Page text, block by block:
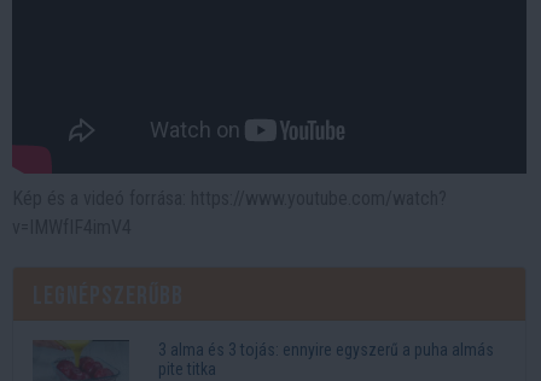
3 alma és 3 tojás: ennyire egyszerű a puha almás
pite titka